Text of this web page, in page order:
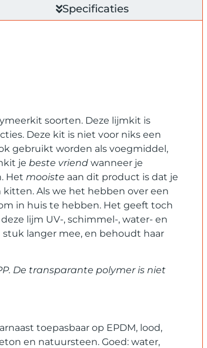
Specificaties
soorten. Deze lijmkit is
Deze kit is niet voor niks een
gebruikt worden als voegmiddel,
je beste vriend wanneer je
Het mooiste aan dit product is dat je
Als we het hebben over een
in huis te hebben. Het geeft toch
lijm UV-, schimmel-, water- en
langer mee, en behoudt haar
De transparante polymer is niet
toepasbaar op EPDM, lood,
en natuursteen. Goed: water,